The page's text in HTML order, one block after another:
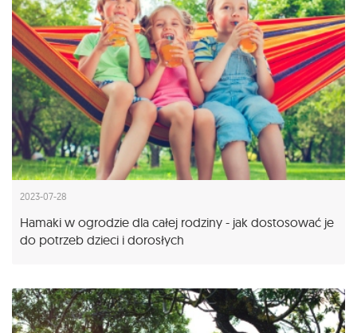
2023-07-28
Hamaki w ogrodzie dla całej rodziny - jak dostosować je
do potrzeb dzieci i dorosłych